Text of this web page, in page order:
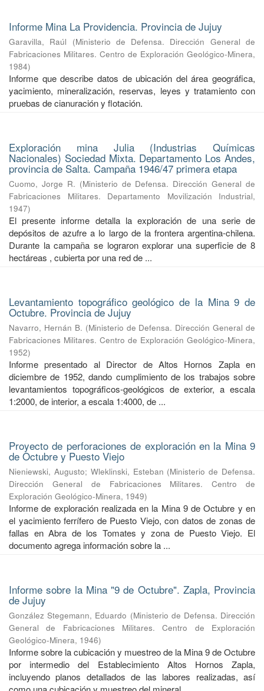
Informe Mina La Providencia. Provincia de Jujuy
Garavilla, Raúl (Ministerio de Defensa. Dirección General de
Fabricaciones Militares. Centro de Exploración Geológico-Minera,
1984)
Informe que describe datos de ubicación del área geográfica,
yacimiento, mineralización, reservas, leyes y tratamiento con
pruebas de cianuración y flotación.
Exploración mina Julia (Industrias Químicas
Nacionales) Sociedad Mixta. Departamento Los Andes,
provincia de Salta. Campaña 1946/47 primera etapa
Cuomo, Jorge R. (Ministerio de Defensa. Dirección General de
Fabricaciones Militares. Departamento Movilización Industrial,
1947)
El presente informe detalla la exploración de una serie de
depósitos de azufre a lo largo de la frontera argentina-chilena.
Durante la campaña se lograron explorar una superficie de 8
hectáreas , cubierta por una red de ...
Levantamiento topográfico geológico de la Mina 9 de
Octubre. Provincia de Jujuy
Navarro, Hernán B. (Ministerio de Defensa. Dirección General de
Fabricaciones Militares. Centro de Exploración Geológico-Minera,
1952)
Informe presentado al Director de Altos Hornos Zapla en
diciembre de 1952, dando cumplimiento de los trabajos sobre
levantamientos topográficos-geológicos de exterior, a escala
1:2000, de interior, a escala 1:4000, de ...
Proyecto de perforaciones de exploración en la Mina 9
de Octubre y Puesto Viejo
Nieniewski, Augusto; Wleklinski, Esteban (Ministerio de Defensa.
Dirección General de Fabricaciones Militares. Centro de
Exploración Geológico-Minera, 1949)
Informe de exploración realizada en la Mina 9 de Octubre y en
el yacimiento ferrífero de Puesto Viejo, con datos de zonas de
fallas en Abra de los Tomates y zona de Puesto Viejo. El
documento agrega información sobre la ...
Informe sobre la Mina "9 de Octubre". Zapla, Provincia
de Jujuy
González Stegemann, Eduardo (Ministerio de Defensa. Dirección
General de Fabricaciones Militares. Centro de Exploración
Geológico-Minera, 1946)
Informe sobre la cubicación y muestreo de la Mina 9 de Octubre
por intermedio del Establecimiento Altos Hornos Zapla,
incluyendo planos detallados de las labores realizadas, así